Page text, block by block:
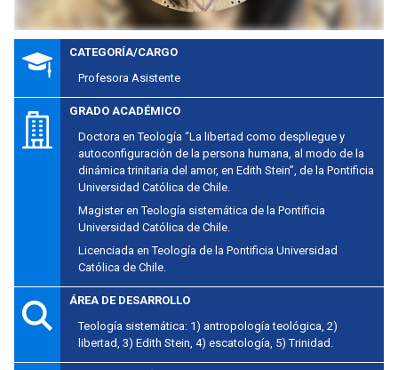
CATEGORÍA/CARGO
Profesora Asistente
GRADO ACADÉMICO
Doctora en Teología “La libertad como despliegue y
autoconfiguración de la persona humana, al modo de la
dinámica trinitaria del amor, en Edith Stein”, de la Pontificia
Universidad Católica de Chile.
Magister en Teología sistemática de la Pontificia
Universidad Católica de Chile.
Licenciada en Teología de la Pontificia Universidad
Católica de Chile.
ÁREA DE DESARROLLO
Teología sistemática: 1) antropología teológica, 2)
libertad, 3) Edith Stein, 4) escatología, 5) Trinidad.